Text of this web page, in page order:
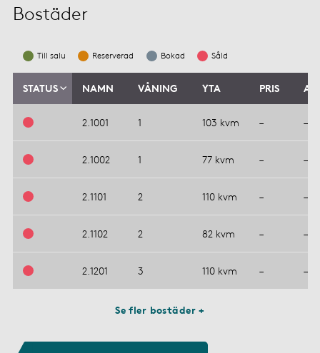
Bostäder
Till salu Reserverad Bokad Såld
STATUS NAMN VÅNING YTA PRIS
2.1001 1 103 kvm – –
2.1002 1 77 kvm – –
2.1101 2 110 kvm – –
2.1102 2 82 kvm – –
2.1201 3 110 kvm – –
Se fler bostäder +